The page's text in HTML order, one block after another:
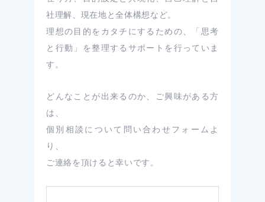
社理解、現在地と全体構想など。
理想の目的をカタチにするための、「思考
と行動」を整理するサポートを行っていま
す。
どんなことが出来るのか、ご興味がある方
は、
個別相談について問い合わせフォームよ
り、
ご連絡を頂けると幸いです。